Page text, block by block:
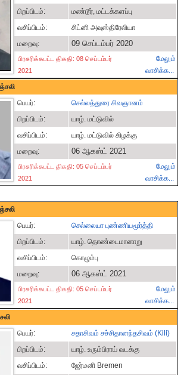
பிறப்பிடம்:
மண்டூர், மட்டக்களப்பு
வசிப்பிடம்:
சிட்னி அவுஸ்திரேலியா
மறைவு:
09 செப்டம்பர் 2020
பிரசுரிக்கபட்ட திகதி: 08 செப்டம்பர்
2021
மேலும்
வாசிக்க...
பெயர்:
செல்லத்துரை சிவஞானம்
பிறப்பிடம்:
யாழ். மட்டுவில்
வசிப்பிடம்:
யாழ். மட்டுவில் கிழக்கு
மறைவு:
06 ஆகஸ்ட் 2021
பிரசுரிக்கபட்ட திகதி: 05 செப்டம்பர்
2021
மேலும்
வாசிக்க...
பெயர்:
செல்லையா புண்ணியமூர்த்தி
பிறப்பிடம்:
யாழ். தொண்டைமானாறு
வசிப்பிடம்:
கொழும்பு
மறைவு:
06 ஆகஸ்ட் 2021
பிரசுரிக்கபட்ட திகதி: 05 செப்டம்பர்
2021
மேலும்
வாசிக்க...
பெயர்:
சதாசிவம் சச்சிதானந்தசிவம் (Kili)
பிறப்பிடம்:
யாழ். உரும்பிராய் வடக்கு
வசிப்பிடம்:
ஜேர்மனி Bremen